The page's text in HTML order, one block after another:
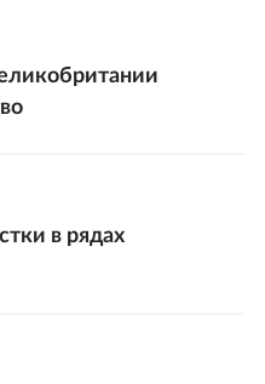
в рядах